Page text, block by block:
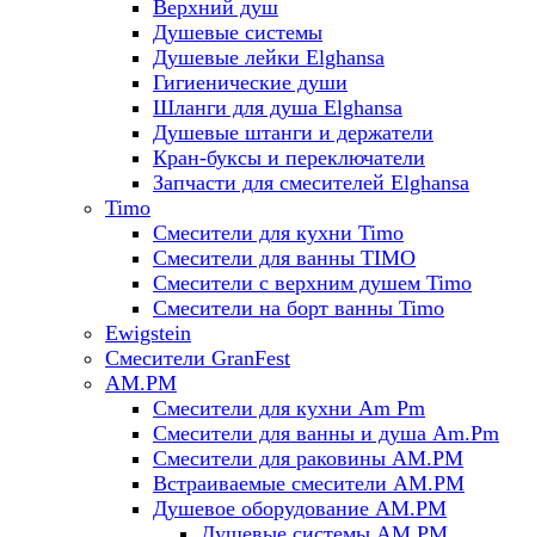
Верхний душ
Душевые системы
Душевые лейки Elghansa
Гигиенические души
Шланги для душа Elghansa
Душевые штанги и держатели
Кран-буксы и переключатели
Запчасти для смесителей Elghansa
Timo
Смесители для кухни Timo
Смесители для ванны TIMO
Смесители с верхним душем Timo
Смесители на борт ванны Timo
Ewigstein
Смесители GranFest
AM.PM
Смесители для кухни Am Pm
Смесители для ванны и душа Am.Pm
Смесители для раковины AM.PM
Встраиваемые смесители AM.PM
Душевое оборудование AM.PM